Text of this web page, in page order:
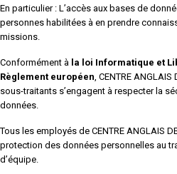
En particulier : L’accès aux bases de
personnes habilitées à en prendre
missions.
Conformément à la loi Informatique et
Règlement européen, CENTRE
sous-traitants s’engagent à respecter la
données.
Tous les employés de CENTRE ANGLAIS
protection des données personnelles au
d’équipe.